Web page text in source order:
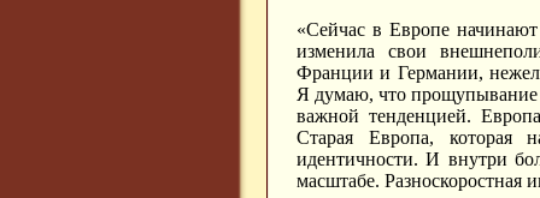
«Сейчас в Европе
изменила свои
Франции и Германии,
Я думаю, что прощупывание
важной тенденцией.
Старая Европа, которая
идентичности. И внутри
масштабе. Разноскоростная